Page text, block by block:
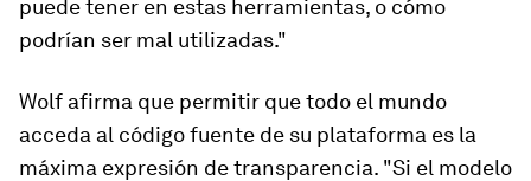
puede tener en estas herramientas, o cómo
podrían ser mal utilizadas."
Wolf afirma que permitir que todo el mundo
acceda al código fuente de su plataforma es la
máxima expresión de transparencia. "Si el modelo